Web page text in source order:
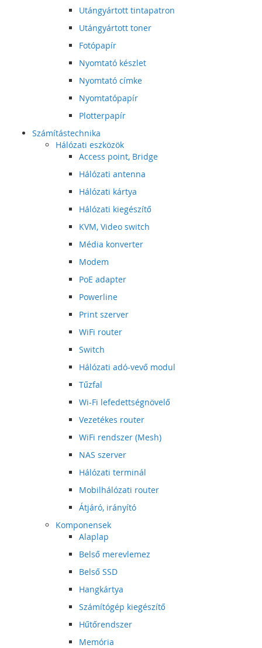
Utángyártott tintapatron
Utángyártott toner
Fotópapír
Nyomtató készlet
Nyomtató címke
Nyomtatópapír
Plotterpapír
Számítástechnika
Hálózati eszközök
Access point, Bridge
Hálózati antenna
Hálózati kártya
Hálózati kiegészítő
KVM, Video switch
Média konverter
Modem
PoE adapter
Powerline
Print szerver
WiFi router
Switch
Hálózati adó-vevő modul
Tűzfal
Wi-Fi lefedettségnövelő
Vezetékes router
WiFi rendszer (Mesh)
NAS szerver
Hálózati terminál
Mobilhálózati router
Átjáró, irányító
Komponensek
Alaplap
Belső merevlemez
Belső SSD
Hangkártya
Számítógép kiegészítő
Hűtőrendszer
Memória